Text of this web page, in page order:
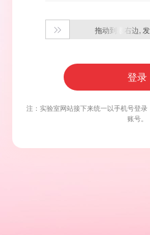
 拖动到最右边,
登录
注：实验室网站接下来统一以手机号登
账号。